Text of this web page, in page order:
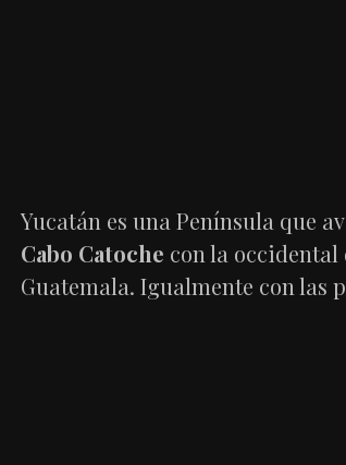
Yucatán es una Península que
Cabo Catoche con la occidental
Guatemala. Igualmente con las